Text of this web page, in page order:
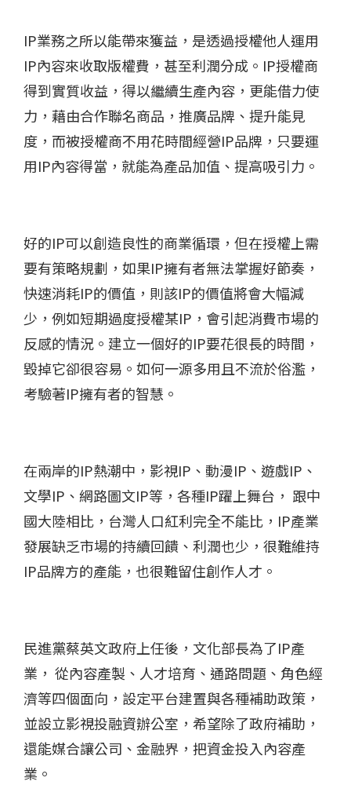
IP業務之所以能帶來獲益，是透過授權他人運用
IP內容來收取版權費，甚至利潤分成。IP授權商
得到實質收益，得以繼續生產內容，更能借力使
力，藉由合作聯名商品，推廣品牌、提升能見
度，而被授權商不用花時間經營IP品牌，只要運
用IP內容得當，就能為產品加值、提高吸引力。
好的IP可以創造良性的商業循環，但在授權上需
要有策略規劃，如果IP擁有者無法掌握好節奏，
快速消耗IP的價值，則該IP的價值將會大幅減
少，例如短期過度授權某IP，會引起消費市場的
反感的情況。建立一個好的IP要花很長的時間，
毀掉它卻很容易。如何一源多用且不流於俗濫，
考驗著IP擁有者的智慧。
在兩岸的IP熱潮中，影視IP、動漫IP、遊戲IP、
文學IP、網路圖文IP等，各種IP躍上舞台， 跟中
國大陸相比，台灣人口紅利完全不能比，IP產業
發展缺乏市場的持續回饋、利潤也少，很難維持
IP品牌方的產能，也很難留住創作人才。
民進黨蔡英文政府上任後，文化部長為了IP產
業， 從內容產製、人才培育、通路問題、角色經
濟等四個面向，設定平台建置與各種補助政策，
並設立影視投融資辦公室，希望除了政府補助，
還能媒合讓公司、金融界，把資金投入內容產
業。